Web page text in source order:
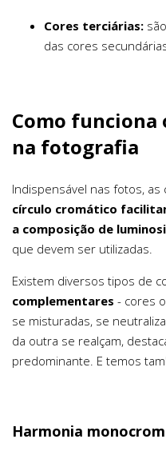
Cores terciárias:
das cores
Como
na fotografia
Indispensável nas fotos,
círculo cromático
a composição de
que devem ser utilizadas.
Existem diversos tipos de
complementares - cores
se misturadas, se
da outra se realçam,
predominante. E temos
Harmonia